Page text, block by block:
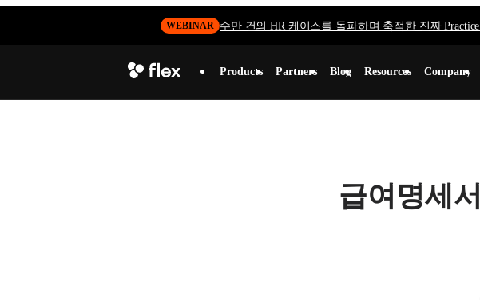
WEBINAR 수만 건의 HR 케이스를 돌파하며 축적한 진짜
Products Partners Blog Resources Company
급여명세